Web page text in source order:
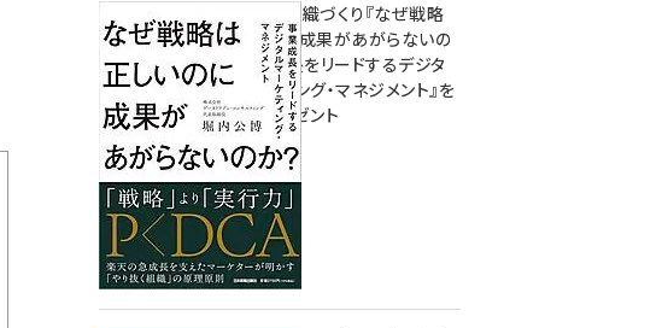
成果を生む組織づくり『なぜ戦略
は正しいのに成果があがらないの
か？ 事業成長をリードするデジタ
ルマーケティング・マネジメント』を
3名様にプレゼント
10:00